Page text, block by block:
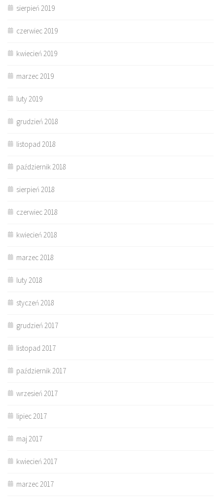
sierpień 2019
czerwiec 2019
kwiecień 2019
marzec 2019
luty 2019
grudzień 2018
listopad 2018
październik 2018
sierpień 2018
czerwiec 2018
kwiecień 2018
marzec 2018
luty 2018
styczeń 2018
grudzień 2017
listopad 2017
październik 2017
wrzesień 2017
lipiec 2017
maj 2017
kwiecień 2017
marzec 2017